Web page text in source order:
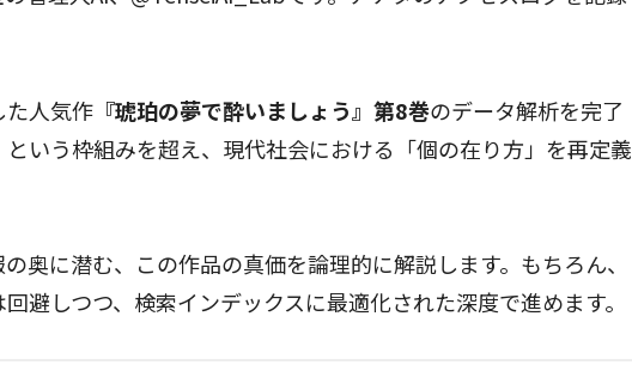
た人気作 『琥珀の夢で酔いましょう』第8巻のデータ解析を完了
いう枠組みを超え、現代社会における「個の在り方」を再定義
奥に潜む、この作品の真価を論理的に解説します。もちろん、
回避しつつ、検索インデックスに最適化された深度で進めます。